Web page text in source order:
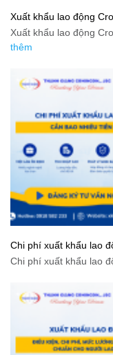
Xuất khẩu lao động
Xuất khẩu lao động
thêm
Chi phí xuất khẩu lao
Chi phí xuất khẩu lao